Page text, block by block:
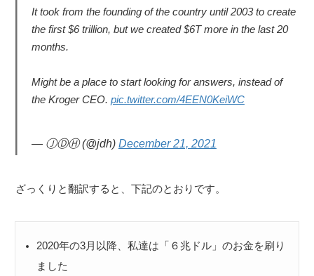
It took from the founding of the country until 2003 to create
the first $6 trillion, but we created $6T more in the last 20
months.
Might be a place to start looking for answers, instead of
the Kroger CEO. pic.twitter.com/4EEN0KeiWC
— ⒿⒹⒽ (@jdh) December 21, 2021
ざっくりと翻訳すると、下記のとおりです。
2020年の3月以降、私達は「６兆ドル」のお金を刷り
ました